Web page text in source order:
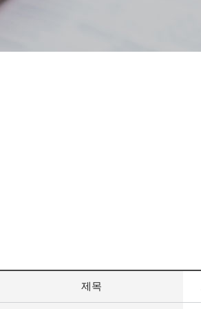
제목